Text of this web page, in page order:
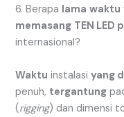
6. Berapa lama waktu
memasang TEN LED
internasional?
Waktu instalasiyang
penuh, tergantung
(rigging) dan dimensi